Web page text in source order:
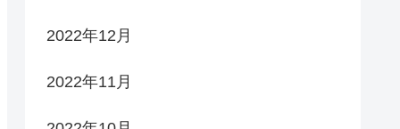
2022年12月
2022年11月